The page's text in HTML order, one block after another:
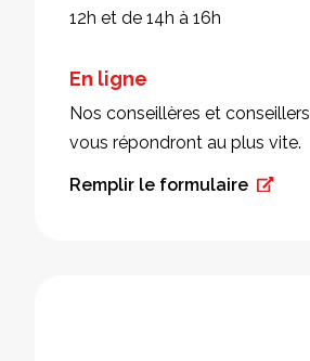
12h et de 14h à 16h
En ligne
Nos conseillères et conseillers
vous répondront au plus vite.
Remplir le formulaire